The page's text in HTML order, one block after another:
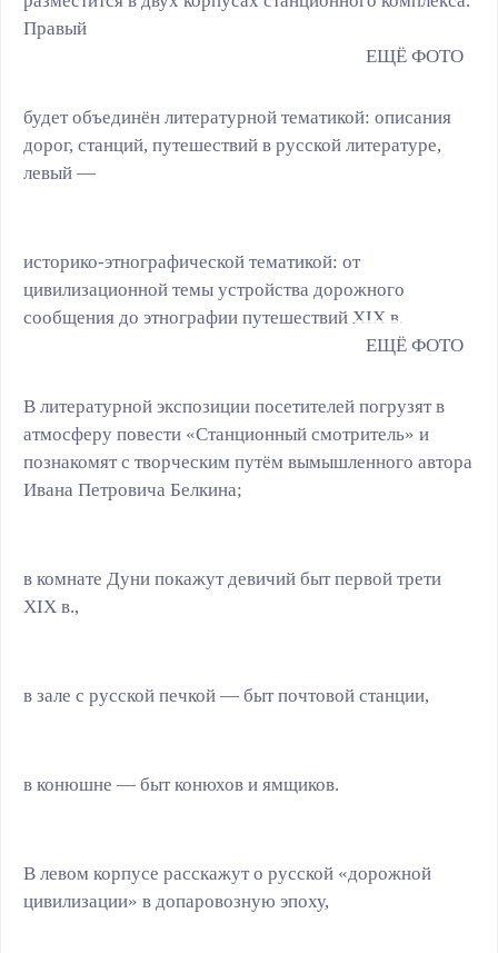
Правый
будет объединён литературной тематикой: описания
дорог, станций, путешествий в русской литературе,
левый —
историко-этнографической тематикой: от
цивилизационной темы устройства дорожного
сообщения до этнографии путешествий ХIХ в.
В литературной экспозиции посетителей погрузят в
атмосферу повести «Станционный смотритель» и
познакомят с творческим путём вымышленного автора
Ивана Петровича Белкина;
в комнате Дуни покажут девичий быт первой трети
ХIХ в.,
в зале с русской печкой — быт почтовой станции,
в конюшне — быт конюхов и ямщиков.
В левом корпусе расскажут о русской «дорожной
цивилизации» в допаровозную эпоху,